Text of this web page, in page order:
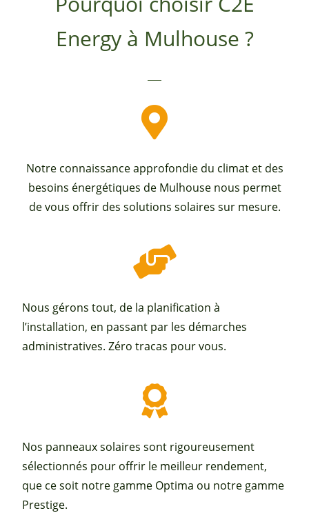
Energy à Mulhouse ?
Notre connaissance approfondie du climat et des
besoins énergétiques de Mulhouse nous permet
de vous offrir des solutions solaires sur mesure.
Nous gérons tout, de la planification à
l’installation, en passant par les démarches
administratives. Zéro tracas pour vous.
Nos panneaux solaires sont rigoureusement
sélectionnés pour offrir le meilleur rendement,
que ce soit notre gamme Optima ou notre gamme
Prestige.